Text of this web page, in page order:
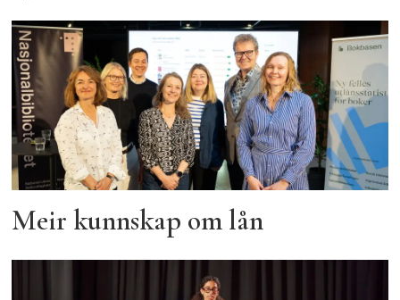
Meir kunnskap om lån